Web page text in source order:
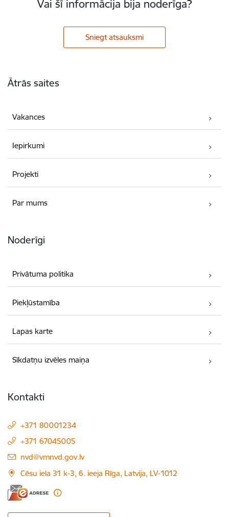
Vai šī informācija bija noderīga?
Sniegt atsauksmi
Ātrās saites
Vakances
Iepirkumi
Projekti
Par mums
Noderīgi
Privātuma politika
Piekļūstamība
Lapas karte
Sīkdatņu izvēles maiņa
Kontakti
+371 80001234
+371 67045005
E-pasts:
nvd@vmnvd.gov.lv
Cēsu iela 31 k-3, 6. ieeja Rīga, Latvija, LV-1012